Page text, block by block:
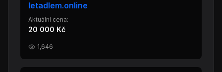
letadlem.online
Aktuální cena:
20 000 Kč
1,646